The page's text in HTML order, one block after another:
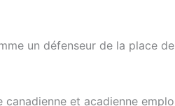
un défenseur de la place
et acadienne